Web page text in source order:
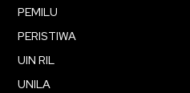
PEMILU
PERISTIWA
UIN RIL
UNILA